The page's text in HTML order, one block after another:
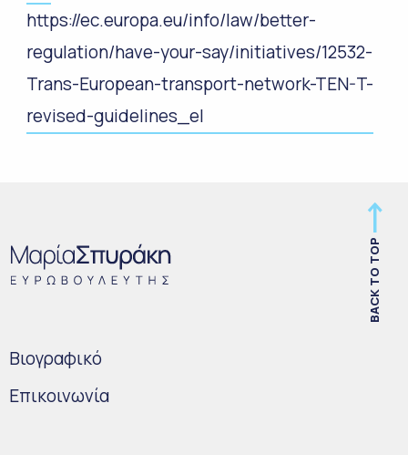
https://ec.europa.eu/info/law/better-
regulation/have-your-say/initiatives/12532-
Trans-European-transport-network-TEN-T-
revised-guidelines_el
BACK TO TOP
Bιογραφικό
Επικοινωνία